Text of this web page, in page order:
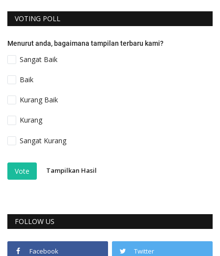
VOTING POLL
Menurut anda, bagaimana tampilan terbaru kami?
Sangat Baik
Baik
Kurang Baik
Kurang
Sangat Kurang
Vote Tampilkan Hasil
FOLLOW US
Facebook Twitter